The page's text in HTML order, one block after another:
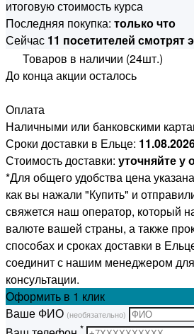
итоговую стоимость курса
Последняя покупка: только что
Сейчас 11 посетителей смотрят
Товаров в наличии (24шт.)
До конца акции осталось
Оплата
Наличными или банковскими
Сроки доставки в Ельце:
Стоимость доставки: уточняйте у
*Для общего удобства цена
как вы нажали "Купить" и
свяжется наш оператор, который
валюте вашей страны, а также
способах и сроках доставки в
соединит с нашим менеджером
консультации.
Оформить в 1 клик
Ваше ФИО (необязательно)
*